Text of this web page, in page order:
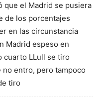
que el Madrid se pusiera
de los porcentajes
en las circunstancia
Madrid espeso en
cuarto LLull se tiro
no entro, pero tampoco
tiro